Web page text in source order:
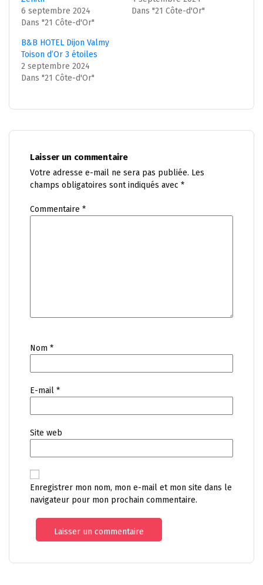
6 septembre 2024
Dans "21 Côte-d'Or"
Dans "21 Côte-d'Or"
B&B HOTEL Dijon Valmy
Toison d’Or 3 étoiles
2 septembre 2024
Dans "21 Côte-d'Or"
Laisser un commentaire
Votre adresse e-mail ne sera pas publiée. Les
champs obligatoires sont indiqués avec *
Commentaire *
Nom *
E-mail *
Site web
Enregistrer mon nom, mon e-mail et mon site dans le
navigateur pour mon prochain commentaire.